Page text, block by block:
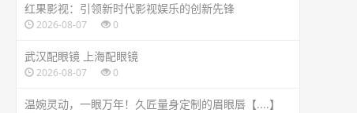
红果影视：引领新时代影视娱乐的创新先锋
2026-08-07 0
武汉配眼镜 上海配眼镜
2026-08-07 0
温婉灵动，一眼万年！久匠量身定制的眉眼唇【....】